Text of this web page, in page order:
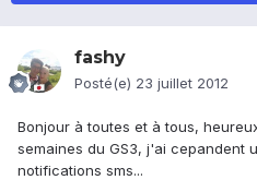
fashy
Posté(e) 23 juillet 2012
Bonjour à toutes et à tous,
semaines du GS3, j'ai cepandent
notifications sms...